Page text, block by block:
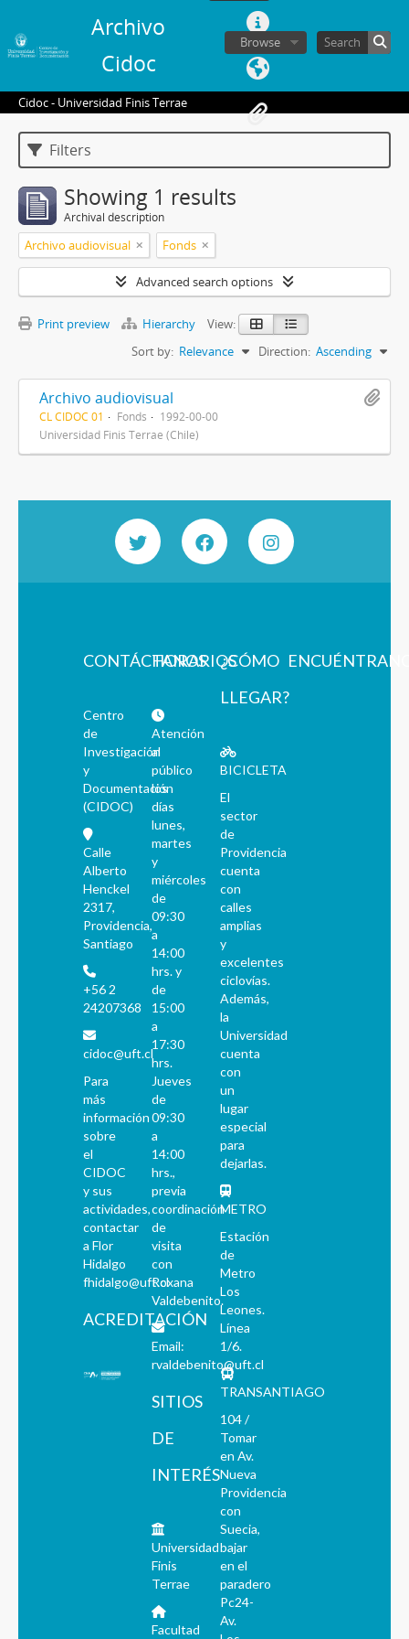
Archivo
Cidoc
Browse
Cidoc - Universidad Finis Terrae
Filters
Showing 1 results
Archival description
Archivo audiovisual Fonds
Advanced search options
Print preview Hierarchy
View:
Sort by: Relevance Direction: Ascending
Archivo audiovisual
CL CIDOC 01 Fonds
1992-00-00
Universidad Finis Terrae (Chile)
CONTÁCTANOS
Centro
de
Investigación
y
Documentación
(CIDOC)
Calle
Alberto
Henckel
2317,
Providencia,
Santiago
+56 2
24207368
cidoc@uft.cl
Para
más
información
sobre
el
CIDOC
y sus
actividades,
contactar
a Flor
Hidalgo
fhidalgo@uft.cl
ACREDITACIÓN
HORARIOS
Atención
al
público
los
días
lunes,
martes
y
miércoles
de
09:30
a
14:00
hrs. y
de
15:00
a
17:30
hrs.
Jueves
de
09:30
a
14:00
hrs.,
previa
coordinación
de
visita
con
Roxana
Valdebenito.
Email:
rvaldebenito@uft.cl
SITIOS
DE
INTERÉS
Universidad
Finis
Terrae
Facultad
¿CÓMO
LLEGAR?
BICICLETA
El
sector
de
Providencia
cuenta
con
calles
amplias
y
excelentes
ciclovías.
Además,
la
Universidad
cuenta
con
un
lugar
especial
para
dejarlas.
METRO
Estación
de
Metro
Los
Leones.
Línea
1/6.
TRANSANTIAGO
104 /
Tomar
en Av.
Nueva
Providencia
con
Suecia,
bajar
en el
paradero
Pc24-
Av.